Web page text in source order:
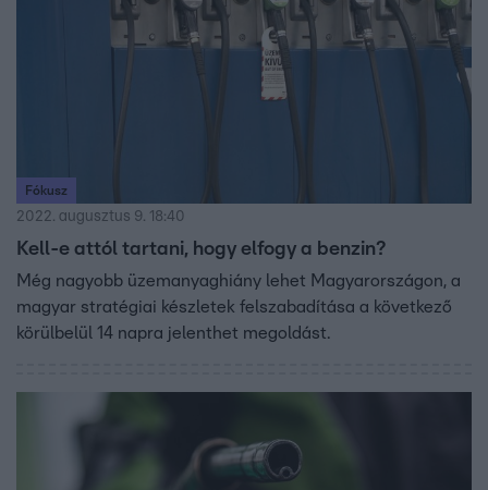
Fókusz
2022. augusztus 9. 18:40
Kell-e attól tartani, hogy elfogy a benzin?
Még nagyobb üzemanyaghiány lehet Magyarországon, a
magyar stratégiai készletek felszabadítása a következő
körülbelül 14 napra jelenthet megoldást.